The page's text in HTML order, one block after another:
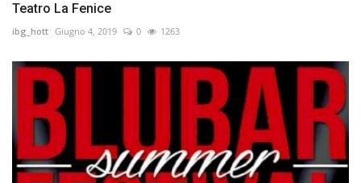
Teatro La Fenice
ibg_hott Giugno 4, 2019 0 1263